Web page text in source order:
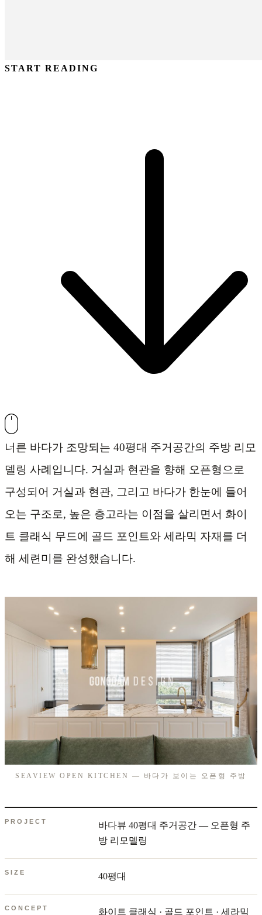
START READING
너른 바다가 조망되는 40평대 주거공간의 주방 리모
델링 사례입니다. 거실과 현관을 향해 오픈형으로
구성되어 거실과 현관, 그리고 바다가 한눈에 들어
오는 구조로, 높은 층고라는 이점을 살리면서 화이
트 클래식 무드에 골드 포인트와 세라믹 자재를 더
해 세련미를 완성했습니다.
SEAVIEW OPEN KITCHEN — 바다가 보이는 오픈형 주방
PROJECT
바다뷰 40평대 주거공간 — 오픈형 주
방 리모델링
SIZE 40평대
CONCEPT 화이트 클래식 · 골드 포인트 · 세라믹